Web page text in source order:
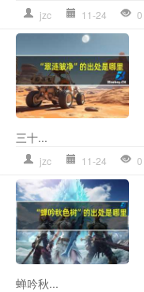
jzc 11-24 0
三十...
jzc 11-24 0
蝉吟秋...